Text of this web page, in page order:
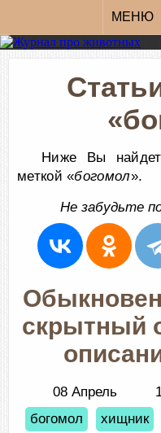
МЕНЮ
Ниже Вы
меткой «богомол».
Не забудьте
скрытный
08 Апрель
богомол
хищник